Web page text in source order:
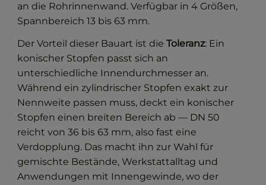
an die Rohrinnenwand. Verfügbar in 4 Größen,
Spannbereich 13 bis 63 mm.
Der Vorteil dieser Bauart ist dieToleranz: Ein
konischer Stopfen passt sich an
unterschiedliche Innendurchmesser an.
Während ein zylindrischer Stopfen exakt zur
Nennweite passen muss, deckt ein konischer
Stopfen einen breiten Bereich ab — DN 50
reicht von 36 bis 63 mm, also fast eine
Verdopplung. Das macht ihn zur Wahl für
gemischte Bestände, Werkstattalltag und
Anwendungen mit Innengewinde, wo der